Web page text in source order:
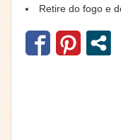
Retire do fogo e